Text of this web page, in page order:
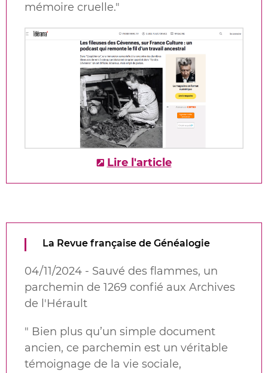
mémoire cruelle."
Lire l'article
La Revue française de Généalogie
04/11/2024 - Sauvé des flammes, un
parchemin de 1269 confié aux Archives
de l'Hérault
" Bien plus qu’un simple document
ancien, ce parchemin est un véritable
témoignage de la vie sociale,